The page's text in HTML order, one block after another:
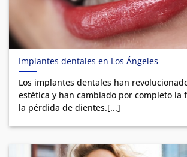
Implantes dentales en Los Ángeles
Los implantes dentales han
estética y han cambiado por completo la
la pérdida de dientes.[...]